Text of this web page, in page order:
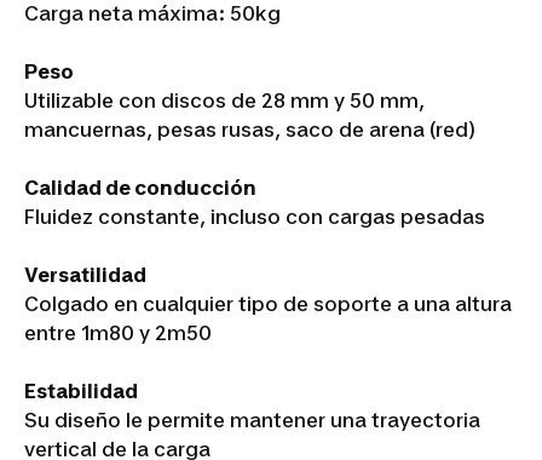
Carga neta máxima: 50kg
Peso
Utilizable con discos de 28 mm y 50 mm,
mancuernas, pesas rusas, saco de arena (red)
Calidad de conducción
Fluidez constante, incluso con cargas pesadas
Versatilidad
Colgado en cualquier tipo de soporte a una altura
entre 1m80 y 2m50
Estabilidad
Su diseño le permite mantener una trayectoria
vertical de la carga